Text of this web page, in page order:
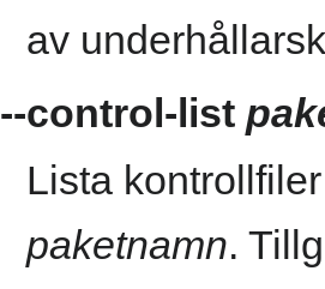
av
--control-list
Lista
paketnamn.